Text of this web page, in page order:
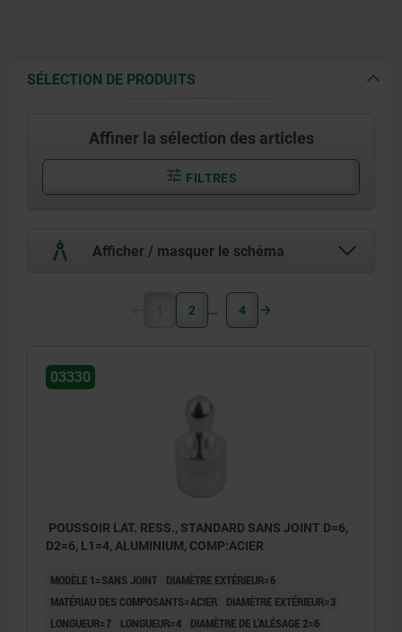
SÉLECTION DE PRODUITS
Affiner la sélection des articles
FILTRES
Afficher / masquer le schéma
1 2 4
03330
POUSSOIR LAT. RESS., STANDARD SANS JOINT D=6,
D2=6, L1=4, ALUMINIUM, COMP:ACIER
MODÈLE 1=SANS JOINT
DIAMÈTRE EXTÉRIEUR=6
MATÉRIAU DES COMPOSANTS=ACIER
DIAMÈTRE EXTÉRIEUR=3
LONGUEUR=7
LONGUEUR=4
DIAMÈTRE DE L'ALÉSAGE 2=6